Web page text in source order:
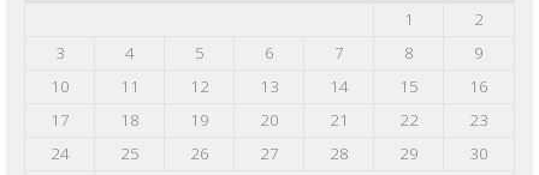
1
2
3
4 5 6 7 8
9
10
11 12 13 14 15
16
17
18 19 20 21 22
23
24
25 26 27 28 29
30